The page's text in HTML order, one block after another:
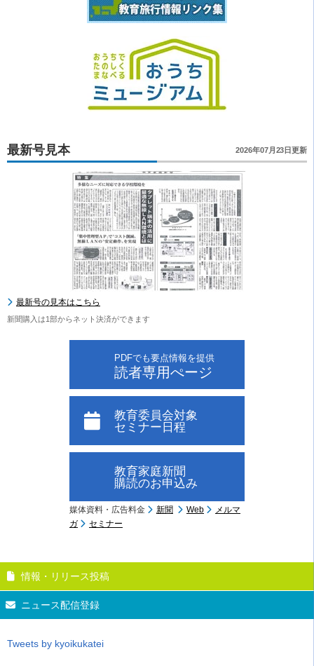
最新号見本 2026年07月23日更新
最新号の見本はこちら
新聞購入は1部からネット決済ができます
PDFでも要点情報を提供
読者専用ぺージ
教育委員会対象
セミナー日程
教育家庭新聞
購読のお申込み
媒体資料・広告料金 新聞 Web
メルマ
ガ
セミナー
情報・リリース投稿
ニュース配信登録
Tweets by kyoikukatei